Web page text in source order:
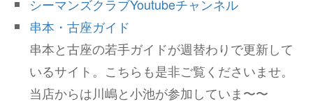
シーマンズクラブYoutubeチャンネル
串本・古座ガイド
串本と古座の若手ガイドが週替わりで更新して
いるサイト。こちらも是非ご覧くださいませ。
当店からは川嶋と小池が参加していま〜〜